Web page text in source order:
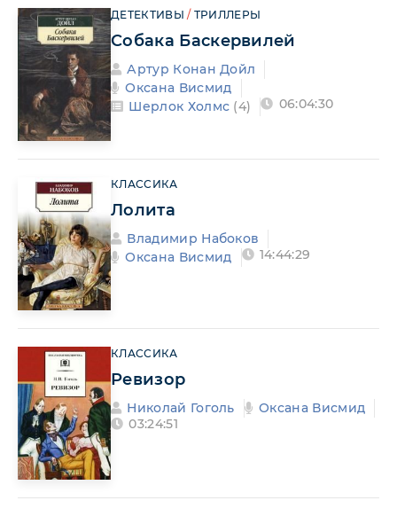
ДЕТЕКТИВЫ / ТРИЛЛЕРЫ
Собака Баскервилей
Артур Конан Дойл
Оксана Висмид
Шерлок Холмс (4) 06:04:30
КЛАССИКА
Лолита
Владимир Набоков
Оксана Висмид
14:44:29
КЛАССИКА
Ревизор
Николай Гоголь
Оксана Висмид
03:24:51